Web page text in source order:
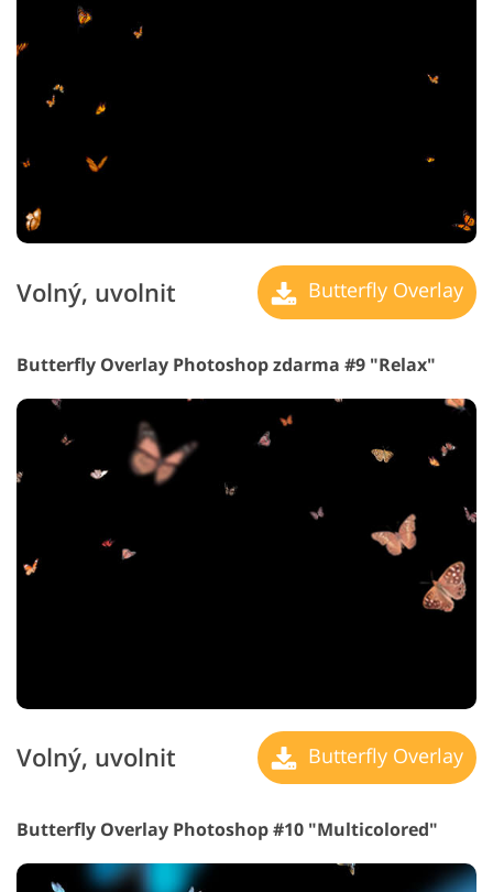
Volný, uvolnit Butterfly Overlay
Butterfly Overlay Photoshop zdarma #9 "Relax"
Volný, uvolnit Butterfly Overlay
Butterfly Overlay Photoshop #10 "Multicolored"